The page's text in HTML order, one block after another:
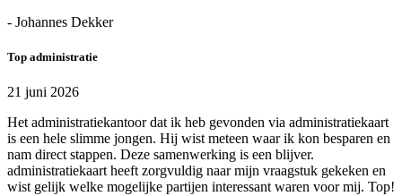
- Johannes Dekker
Top administratie
21 juni 2026
Het administratiekantoor dat ik heb gevonden via administratiekaart
is een hele slimme jongen. Hij wist meteen waar ik kon besparen en
nam direct stappen. Deze samenwerking is een blijver.
administratiekaart heeft zorgvuldig naar mijn vraagstuk gekeken en
wist gelijk welke mogelijke partijen interessant waren voor mij. Top!